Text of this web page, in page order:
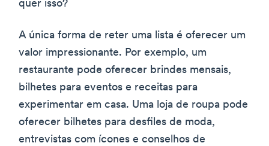
quer isso?
A única forma de reter uma lista é oferecer um
valor impressionante. Por exemplo, um
restaurante pode oferecer brindes mensais,
bilhetes para eventos e receitas para
experimentar em casa. Uma loja de roupa pode
oferecer bilhetes para desfiles de moda,
entrevistas com ícones e conselhos de